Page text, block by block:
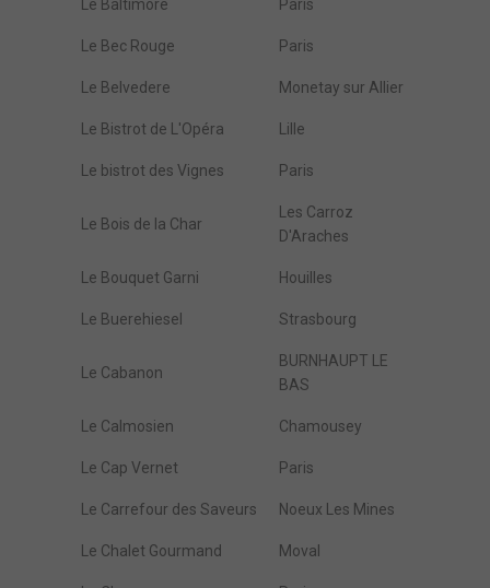
Le Baltimore Paris
Le Bec Rouge Paris
Le Belvedere Monetay sur Allier
Le Bistrot de L'Opéra Lille
Le bistrot des Vignes Paris
Le Bois de la Char
Les Carroz
D'Araches
Le Bouquet Garni Houilles
Le Buerehiesel Strasbourg
Le Cabanon
BURNHAUPT LE
BAS
Le Calmosien Chamousey
Le Cap Vernet Paris
Le Carrefour des Saveurs Noeux Les Mines
Le Chalet Gourmand Moval